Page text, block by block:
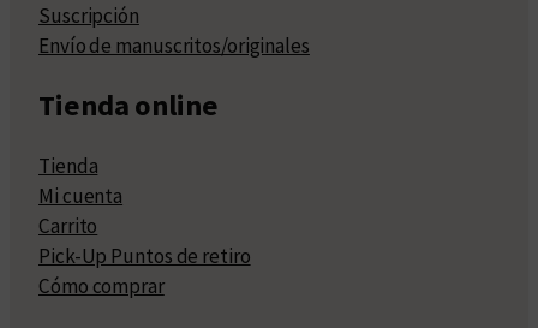
Suscripción
Envío de manuscritos/originales
Tienda online
Tienda
Mi cuenta
Carrito
Pick-Up Puntos de retiro
Cómo comprar